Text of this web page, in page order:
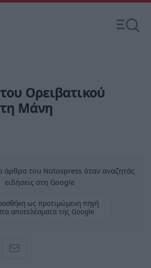
Ορειβατικού
Μάνη
άρθρα του Notospress όταν αναζητάς
ειδήσεις στη Google
ως προτιμώμενη πηγή
αποτελέσματα της Google